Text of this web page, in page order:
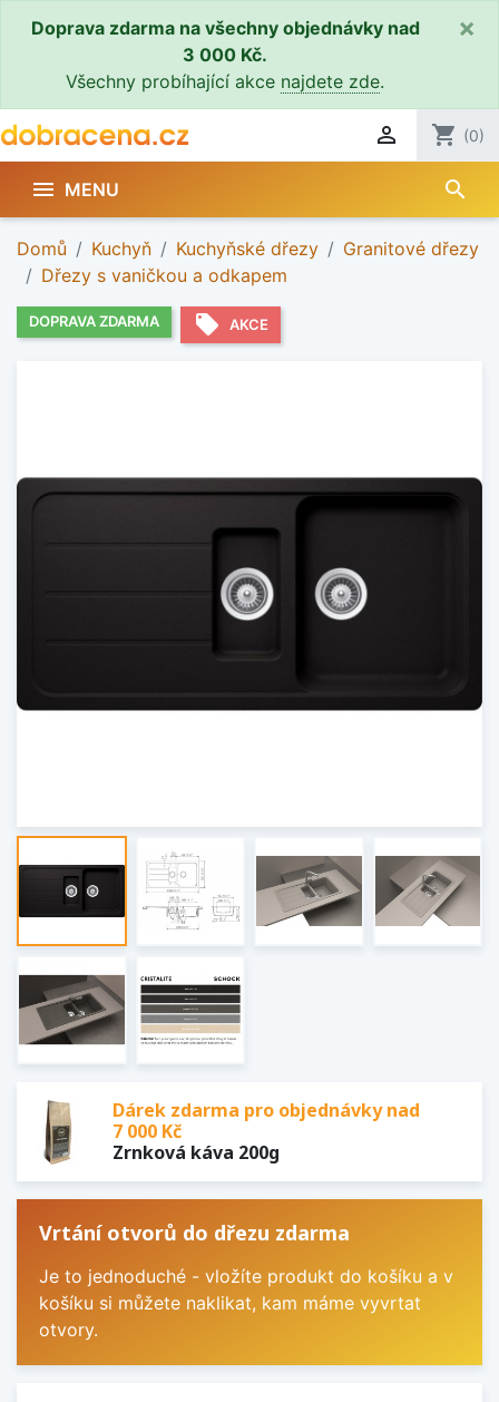
Doprava zdarma na všechny objednávky nad
3 000 Kč.
Všechny probíhající akce najdete zde.
×
 shopping_cart (0)
 MENU search
Domů Kuchyň Kuchyňské dřezy
Granitové dřezy
Dřezy s vaničkou a odkapem
DOPRAVA ZDARMA local_offer AKCE
Dárek zdarma pro objednávky nad
7 000 Kč
Zrnková káva 200g
Vrtání otvorů do dřezu zdarma
Je to jednoduché - vložíte produkt do košíku a v
košíku si můžete naklikat, kam máme vyvrtat
otvory.